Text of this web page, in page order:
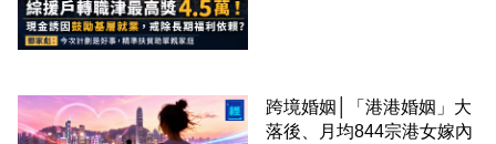
跨境婚姻│「港港婚姻」大
落後、月均844宗港女嫁內